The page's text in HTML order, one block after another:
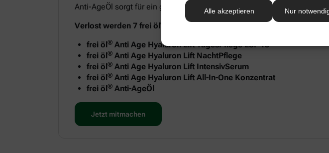
Alle akzeptieren Nur
Anti-AgeÖl sorgt für ein geschmeidiges Hautgefühl und gepflegte
Verlost werden 7 frei öl®
frei öl® Anti Age Hyaluron Lift TagesPflege LSF 15
frei öl® Anti Age Hyaluron Lift NachtPflege
frei öl® Anti Age Hyaluron Lift IntensivSerum
frei öl® Anti Age Hyaluron Lift All-In-One Konzentrat
frei öl® Anti-AgeÖl
Jetzt mitmachen